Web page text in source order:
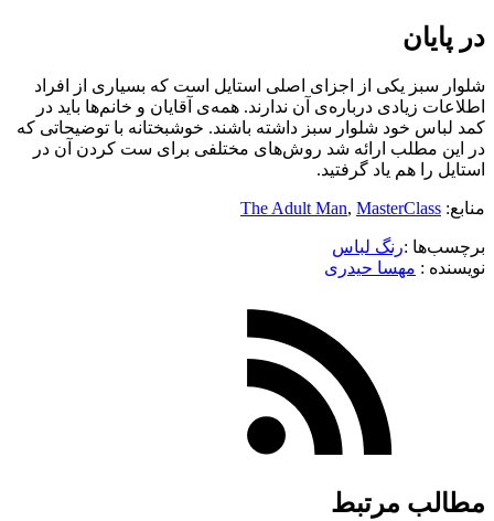
در پایان
شلوار سبز یکی از اجزای اصلی استایل است که بسیاری از افراد
اطلاعات زیادی درباره‌ی آن ندارند. همه‌ی آقایان و خانم‌ها باید در
کمد لباس خود شلوار سبز داشته باشند. خوشبختانه با توضیحاتی که
در این مطلب ارائه شد روش‌های مختلفی برای ست کردن آن در
استایل را هم یاد گرفتید.
منابع: The Adult Man, MasterClass
برچسب‌ها :رنگ لباس
نویسنده :‌ مهسا حیدری
مطالب مرتبط